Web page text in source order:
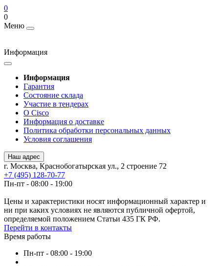
0
0
Меню
Информация
Информация
Гарантия
Состояние склада
Участие в тендерах
О Cisco
Информация о доставке
Политика обработки персональных данных
Условия соглашения
Наш адрес
г. Москва, Краснобогатырская ул., 2 строение 72
+7 (495) 128-70-77
Пн-пт - 08:00 - 19:00
Цены и характеристики носят информационный характер и
ни при каких условиях не являются публичной офертой,
определяемой положением Статьи 435 ГК РФ.
Перейти в контакты
Время работы
Пн-пт - 08:00 - 19:00